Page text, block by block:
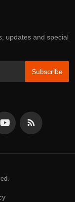
updates and special
Subscribe